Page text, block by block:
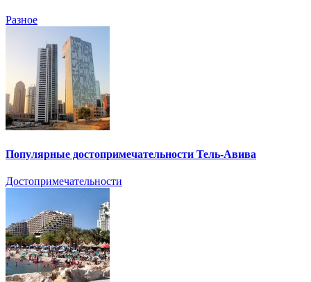
Разное
Популярные достопримечательности Тель-Авива
Достопримечательности